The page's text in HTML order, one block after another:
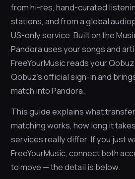
from hi-res, hand-curated
stations, and from a global
US-only service. Built on the
Pandora uses your songs and
FreeYourMusic reads your
Qobuz’s official sign-in and
match into Pandora.
This guide explains what
matching works, how long it
services really differ. If you just
FreeYourMusic, connect both
to move — the detail is below.